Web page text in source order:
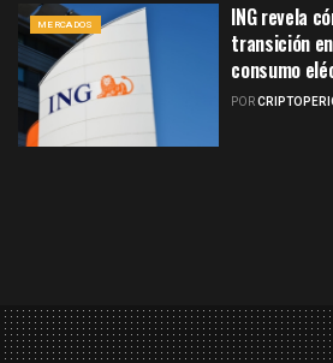
MERCADOS
ING revela
transición
consumo
POR